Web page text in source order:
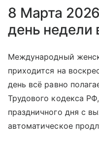
8 Марта
день недели
Международный
приходится на
день всё равно
Трудового кодекса
праздничного дня с
автоматическое